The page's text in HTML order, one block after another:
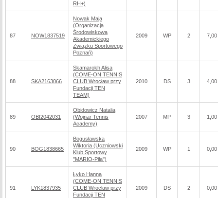
RH+)
87 NOW1837519
Nowak Maja
(Organizacja
Środowiskowa
Akademickiego
Związku Sportowego
Poznań)
2009 WP 2 7,00
88 SKA2163066
Skamarokh Alisa
(COME-ON TENNIS
CLUB Wrocław przy
Fundacji TEN
TEAM)
2010 DS 3 4,00
89 OBI2042031
Obidowicz Natalia
(Wojnar Tennis
Academy)
2007 MP 3 1,00
90 BOG1838665
Bogusławska
Wiktoria (Uczniowski
Klub Sportowy
"MARIO-Piła")
2009 WP 1 0,00
91 LYK1837935
Łyko Hanna
(COME-ON TENNIS
CLUB Wrocław przy
Fundacji TEN
2009 DS 2 0,00